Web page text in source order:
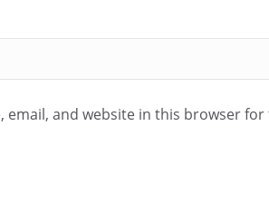
email, and website in this browser